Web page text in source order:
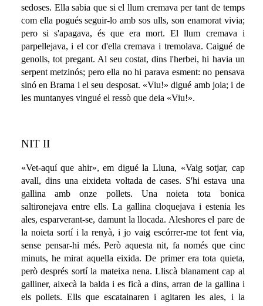
sedoses. Ella sabia que si el llum cremava per tant de temps
com ella pogués seguir-lo amb sos ulls, son enamorat vivia;
pero si s'apagava, és que era mort. El llum cremava i
parpellejava, i el cor d'ella cremava i tremolava. Caigué de
genolls, tot pregant. Al seu costat, dins l'herbei, hi havia un
serpent metzinós; pero ella no hi parava esment: no pensava
sinó en Brama i el seu desposat. «Viu!» digué amb joia; i de
les muntanyes vingué el ressò que deia «Viu!».
NIT II
«Vet-aquí que ahir», em digué la Lluna, «Vaig sotjar, cap
avall, dins una eixideta voltada de cases. S'hi estava una
gallina amb onze pollets. Una noieta tota bonica
saltironejava entre ells. La gallina cloquejava i estenia les
ales, esparverant-se, damunt la llocada. Aleshores el pare de
la noieta sortí i la renyà, i jo vaig escórrer-me tot fent via,
sense pensar-hi més. Però aquesta nit, fa només que cinc
minuts, he mirat aquella eixida. De primer era tota quieta,
però després sortí la mateixa nena. Lliscà blanament cap al
galliner, aixecà la balda i es ficà a dins, arran de la gallina i
els pollets. Ells que escatainaren i agitaren les ales, i la